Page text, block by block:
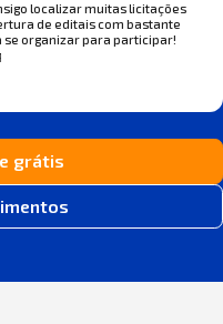
localizar muitas licitações
de editais com bastante
organizar para participar!
grátis